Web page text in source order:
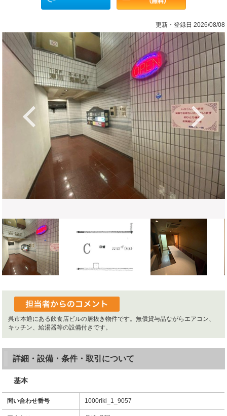
更新・登録日 2026/08/08
Previous
呉市本通にある飲食店ビルの居抜き物件です。無償貸与品ながらエアコン、
キッチン、給湯器等の設備付きです。
詳細・設備・条件・取引について
基本
問い合わせ番号 1000riki_1_9057